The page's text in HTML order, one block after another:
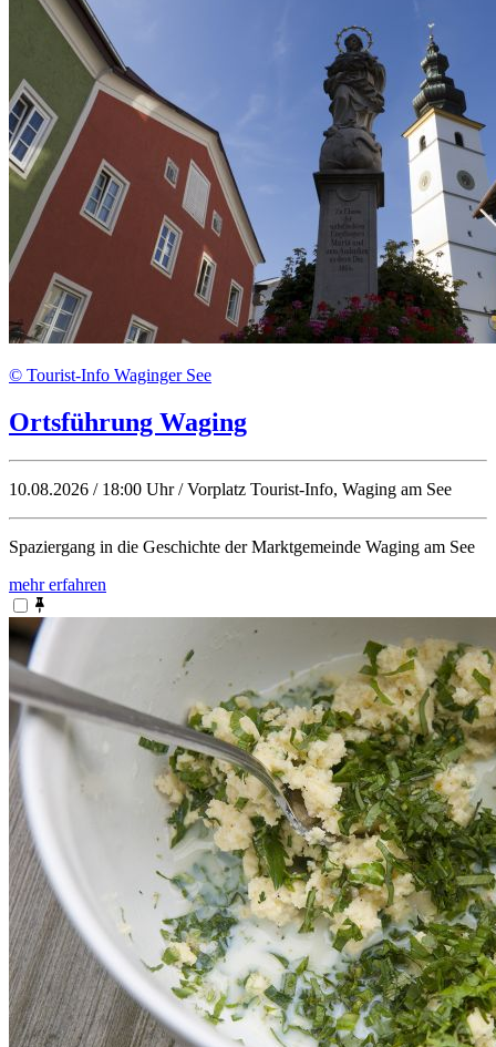
© Tourist-Info Waginger See
Ortsführung Waging
10.08.2026 / 18:00 Uhr / Vorplatz Tourist-Info, Waging am See
Spaziergang in die Geschichte der Marktgemeinde Waging am See
mehr erfahren